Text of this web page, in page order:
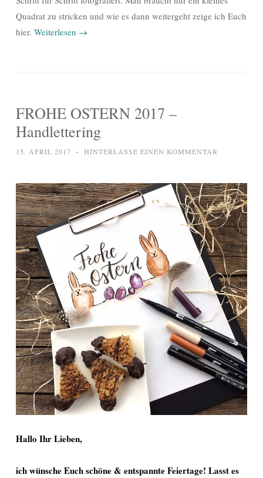
Quadrat zu stricken und wie es dann weitergeht zeige ich Euch
hier. Weiterlesen →
FROHE OSTERN 2017 –
Handlettering
15. APRIL 2017 ~ HINTERLASSE EINEN KOMMENTAR
Hallo Ihr Lieben,
ich wünsche Euch schöne & entspannte Feiertage! Lasst es